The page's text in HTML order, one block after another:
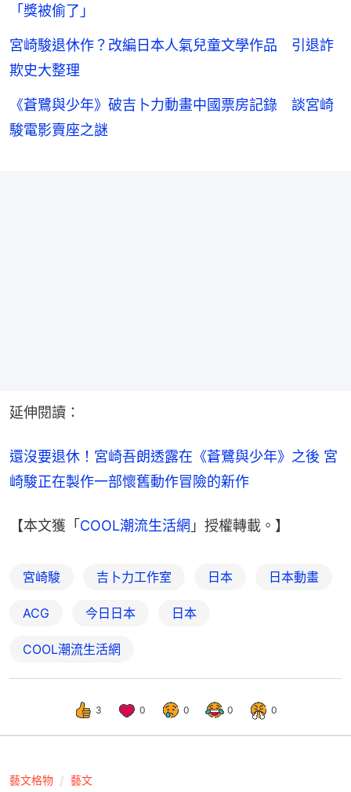
「獎被偷了」
宮崎駿退休作？改編日本人氣兒童文學作品 引退詐
欺史大整理
《蒼鷺與少年》破吉卜力動畫中國票房記錄 談宮崎
駿電影賣座之謎
延伸閱讀：
還沒要退休！宮崎吾朗透露在《蒼鷺與少年》之後 宮
崎駿正在製作一部懷舊動作冒險的新作
【本文獲「 COOL潮流生活網 」授權轉載。】
宮崎駿 吉卜力工作室 日本 日本動畫
ACG 今日日本 日本
COOL潮流生活網
3 0 0 0 0
藝文格物 藝文